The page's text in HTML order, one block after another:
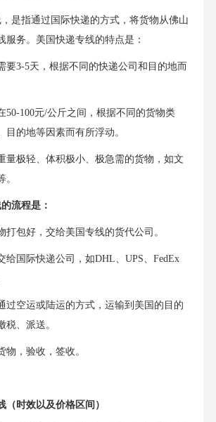
是指通过国际快递的方式，将货物从佛山
服务。美国快递专线的特点是：
要3-5天，根据不同的快递公司和目的地而
50-100元/公斤之间，根据不同的货物类
目的地等因素而有所浮动。
量极轻、体积极小、极急需的货物，如文
流程是：
打包好，交给美国专线的货代公司。
给国际快递公司，如DHL、UPS、FedEx
过空运或陆运的方式，运输到美国的目的
税、派送。
物，验收，签收。
（时效以及价格区间）